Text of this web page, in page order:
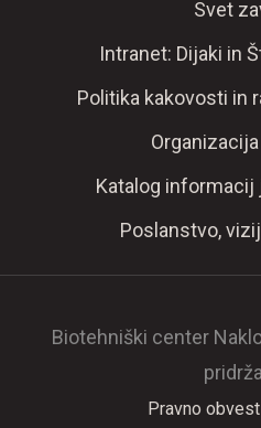
Svet
Intranet: Dijaki in
Politika kakovosti in
Katalog informacij
Poslanstvo,
Biotehniški center
Pravno